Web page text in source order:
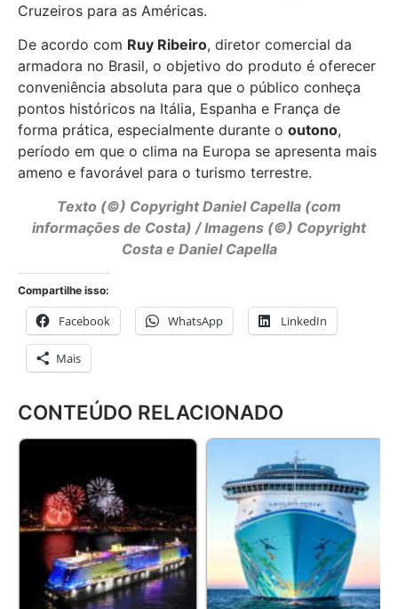
Cruzeiros para as Américas.
De acordo com Ruy Ribeiro, diretor comercial da
armadora no Brasil, o objetivo do produto é oferecer
conveniência absoluta para que o público conheça
pontos históricos na Itália, Espanha e França de
forma prática, especialmente durante o outono,
período em que o clima na Europa se apresenta mais
ameno e favorável para o turismo terrestre.
Texto (©) CopyrightDaniel Capella (com
informações de Costa) / Imagens (©) Copyright
Costa e Daniel Capella
Compartilhe isso:
Facebook WhatsApp LinkedIn
Mais
CONTEÚDO RELACIONADO